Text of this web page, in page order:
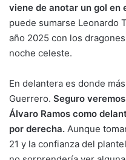
viene de anotar un gol en
puede sumarse Leonardo
año 2025 con los
noche celeste.
En delantera es donde
Guerrero. Seguro
Álvaro Ramos como
por derecha. Aunque
21 y la confianza del